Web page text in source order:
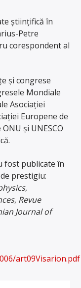
științifică în
Petre
corespondent al
și congrese
Mondiale
Asociației
Europene de
și UNESCO
fost publicate în
prestigiu:
,
, Revue
Journal of
art09Visarion.pdf